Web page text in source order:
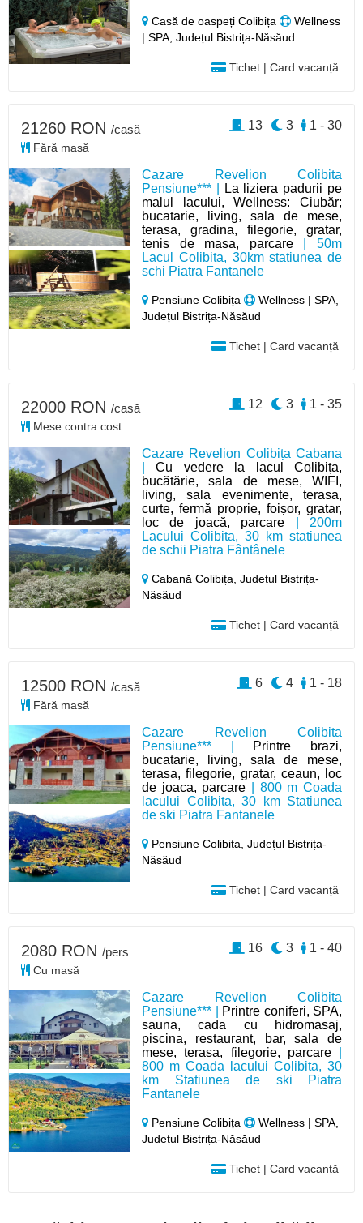
Casă de oaspeți Colibița
Wellness
| SPA, Județul Bistrița-Năsăud
Tichet | Card vacanță
Cazare Revelion Colibita
Pensiune*** |
La liziera padurii pe
malul lacului, Wellness: Ciubăr;
bucatarie, living, sala de mese,
terasa, gradina, filegorie, gratar,
tenis de masa, parcare| 50m
Lacul Colibita, 30km statiunea de
schi Piatra Fantanele
Pensiune Colibița
Wellness | SPA,
Județul Bistrița-Năsăud
Tichet | Card vacanță
21260 RON /casă
Fără masă
1 - 30
3
13
Cazare Revelion Colibița Cabana
|Cu vedere la lacul Colibița,
bucătărie, sala de mese, WIFI,
living, sala evenimente, terasa,
curte, fermă proprie, foișor, gratar,
loc de joacă, parcare | 200m
Lacului Colibita, 30 km statiunea
de schii Piatra Fântânele
Cabană Colibița,Județul Bistrița-
Năsăud
Tichet | Card vacanță
22000 RON /casă
Mese contra cost
1 - 35
3
12
Cazare Revelion Colibita
Pensiune*** | Printre brazi,
bucatarie, living, sala de mese,
terasa, filegorie, gratar, ceaun, loc
de joaca, parcare | 800 m Coada
lacului Colibita, 30 km Statiunea
de ski Piatra Fantanele
Pensiune Colibița,Județul Bistrița-
Năsăud
Tichet | Card vacanță
12500 RON /casă
Fără masă
1 - 18
4
6
Cazare Revelion Colibita
Pensiune*** |
Printre coniferi, SPA,
sauna, cada cu hidromasaj,
piscina, restaurant, bar, sala de
mese, terasa, filegorie, parcare|
800 m Coada lacului Colibita, 30
km Statiunea de ski Piatra
Fantanele
Pensiune Colibița
Wellness | SPA,
Județul Bistrița-Năsăud
Tichet | Card vacanță
2080 RON /pers
Cu masă
1 - 40
3
16